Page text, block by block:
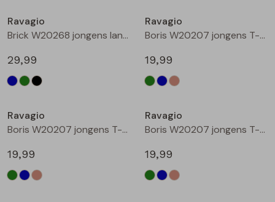
Ravagio
Brick W20268 jongens lange broek Zwart
29,99
Ravagio
Boris W20207 jongens T-shirt lm Groen donker
19,99
Ravagio
Boris W20207 jongens T-shirt lm Kobalt
19,99
Ravagio
Boris W20207 jongens T-shirt lm Ecru melee
19,99